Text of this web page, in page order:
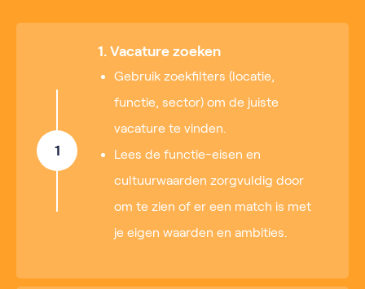
1
1. Vacature zoeken
Gebruik zoekfilters (locatie,
functie, sector) om de juiste
vacature te vinden.
Lees de functie-eisen en
cultuurwaarden zorgvuldig door
om te zien of er een match is met
je eigen waarden en ambities.